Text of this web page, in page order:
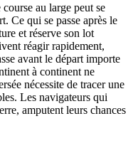
au large peut se
Ce qui se passe après le
et réserve son lot
réagir rapidement,
avant le départ importe
à continent ne
nécessite de tracer une
Les navigateurs qui
amputent leurs chances